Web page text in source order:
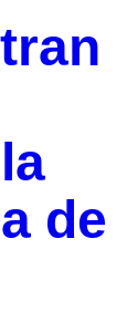
de